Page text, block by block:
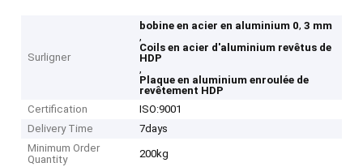
Surligner
bobine en acier en aluminium 0,3 mm
,
Coils en acier d'aluminium revêtus de
HDP
,
Plaque en aluminium enroulée de
revêtement HDP
Certification
ISO:9001
Delivery Time
7days
Minimum Order
Quantity
200kg